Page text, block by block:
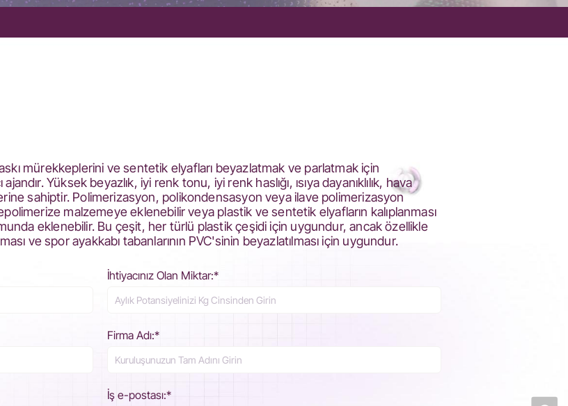
mürekkeplerini ve sentetik elyafları beyazlatmak ve parlatmak için
Yüksek beyazlık, iyi renk tonu, iyi renk haslığı, ısıya dayanıklılık, hava
sahiptir. Polimerizasyon, polikondensasyon veya ilave polimerizasyon
malzemeye eklenebilir veya plastik ve sentetik elyafların kalıplanması
eklenebilir. Bu çeşit, her türlü plastik çeşidi için uygundur, ancak özellikle
ve spor ayakkabı tabanlarının PVC'sinin beyazlatılması için uygundur.
İhtiyacınız Olan Miktar:*
Firma Adı:*
İş e-postası:*